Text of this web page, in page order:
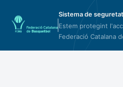
Sistema de seguretat
Estem protegint
Federació Catalana